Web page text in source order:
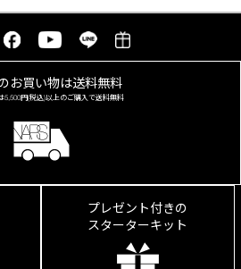
お買い物は送料無料
5,500円(税込)以上のご購入で送料無料
プレゼント付きの
スターターキット